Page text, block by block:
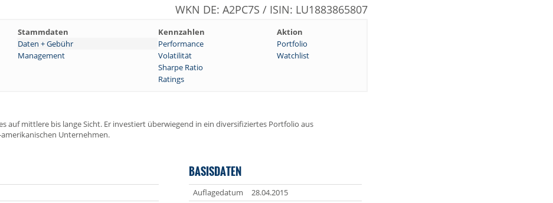
WKN DE: A2PC7S / ISIN: LU1883865807
Stammdaten Kennzahlen
Aktion
Daten + Gebühr Performance
Portfolio
Management Volatilität
Watchlist
Sharpe Ratio
Ratings
auf mittlere bis lange Sicht. Er investiert überwiegend in ein diversifiziertes Portfolio aus
Unternehmen.
BASISDATEN
Auflagedatum
28.04.2015